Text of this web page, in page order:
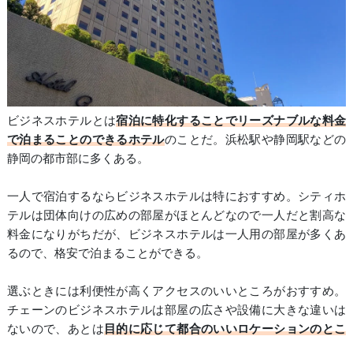
ビジネスホテルとは宿泊に特化することでリーズナブルな料金
で泊まることのできるホテルのことだ。浜松駅や静岡駅などの
静岡の都市部に多くある。
一人で宿泊するならビジネスホテルは特におすすめ。シティホ
テルは団体向けの広めの部屋がほとんどなので一人だと割高な
料金になりがちだが、ビジネスホテルは一人用の部屋が多くあ
るので、格安で泊まることができる。
選ぶときには利便性が高くアクセスのいいところがおすすめ。
チェーンのビジネスホテルは部屋の広さや設備に大きな違いは
ないので、あとは目的に応じて都合のいいロケーションのとこ